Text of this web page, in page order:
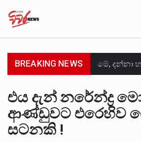
BREAKING NEWS
එය දැන් නරේන්ද්‍ර
ආණ්ඩුවට එරෙහිව
සටනකි !